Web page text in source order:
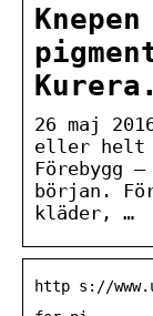
26 maj
eller helt
Förebygg
början.
kläder, …
http s://